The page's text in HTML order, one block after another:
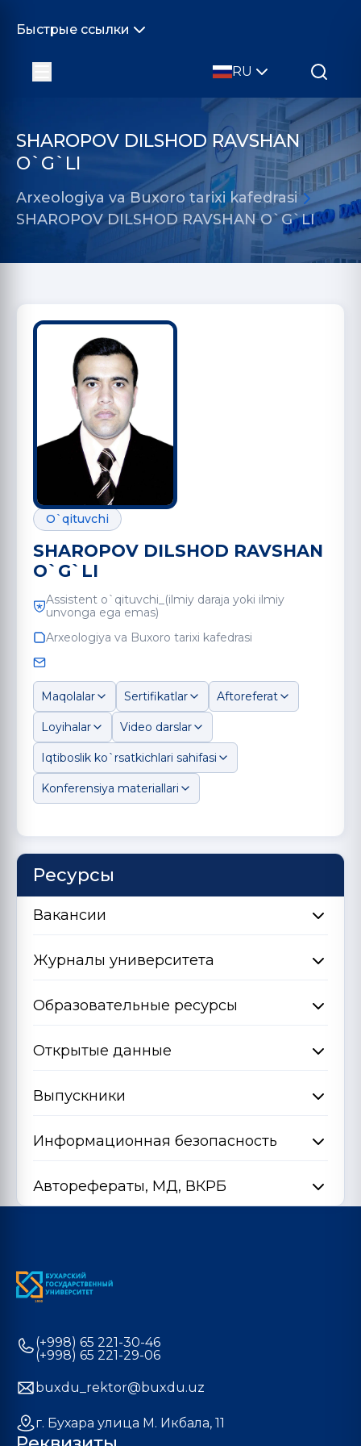
Быстрые ссылки
RU
SHAROPOV DILSHOD RAVSHAN
O`G`LI
Arxeologiya va Buxoro tarixi kafedrasi
SHAROPOV DILSHOD RAVSHAN O`G`LI
O`qituvchi
SHAROPOV DILSHOD RAVSHAN
O`G`LI
Assistent o`qituvchi_(ilmiy daraja yoki ilmiy
unvonga ega emas)
Arxeologiya va Buxoro tarixi kafedrasi
Maqolalar Sertifikatlar Aftoreferat
Loyihalar Video darslar
Iqtiboslik ko`rsatkichlari sahifasi
Konferensiya materiallari
Ресурсы
Вакансии
Журналы университета
Образовательные ресурсы
Открытые данные
Выпускники
Информационная безопасность
Авторефераты, МД, ВКРБ
(+998) 65 221-30-46
(+998) 65 221-29-06
buxdu_rektor@buxdu.uz
г. Бухара улица М. Икбала, 11